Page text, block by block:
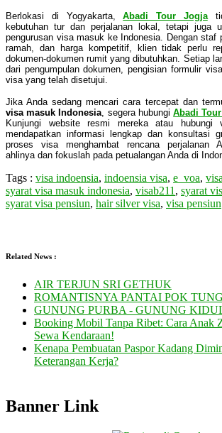
Berlokasi di Yogyakarta,Abadi Tour Jogja
kebutuhan tur dan perjalanan lokal, tetapi juga
pengurusan visa masuk ke Indonesia. Dengan staf
ramah, dan harga kompetitif, klien tidak perlu
dokumen-dokumen rumit yang dibutuhkan. Setiap
dari pengumpulan dokumen, pengisian formulir
visa yang telah disetujui.
Jika Anda sedang mencari cara tercepat dan
visa masuk Indonesia , segera hubungiAbadi
Kunjungi website resmi mereka atau hubungi
mendapatkan informasi lengkap dan konsultasi
proses visa menghambat rencana perjalanan
ahlinya dan fokuslah pada petualangan Anda di
Tags : visa indoensia, indoensia visa, e_voa,
syarat visa masuk indonesia, visab211 , syarat
syarat visa pensiun, hair silver visa, visa pensiun
Related News :
AIR TERJUN SRI GETHUK
ROMANTISNYA PANTAI POK
GUNUNG PURBA - GUNUNG
Booking Mobil Tanpa Ribet: Cara Anak
Sewa Kendaraan!
Kenapa Pembuatan Paspor Kadang
Keterangan Kerja?
Banner Link